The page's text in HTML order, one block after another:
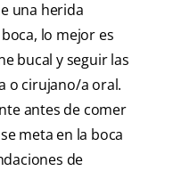
una herida
lo mejor es
bucal y seguir las
o cirujano/a oral.
antes de comer
meta en la boca
de